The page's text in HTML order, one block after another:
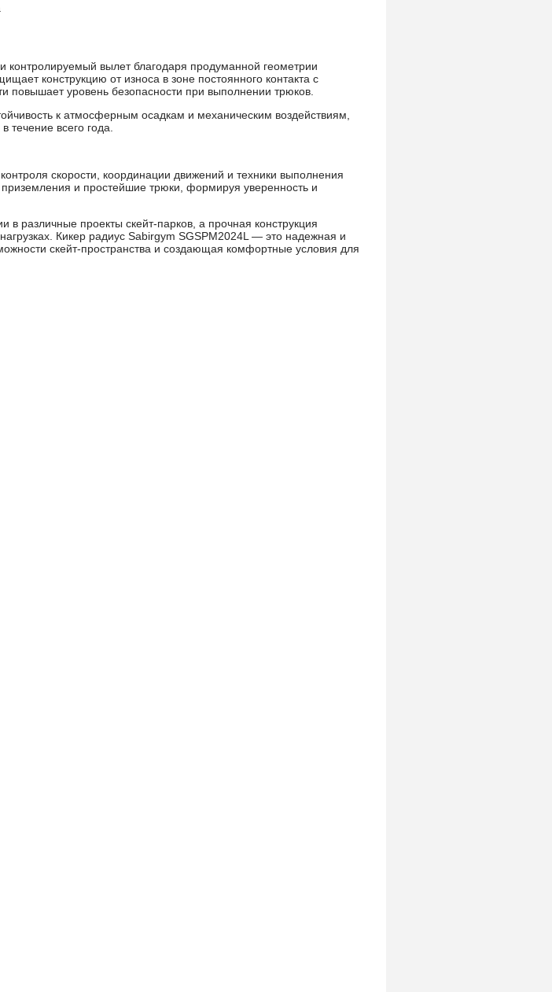
контролируемый вылет благодаря продуманной геометрии
конструкцию от износа в зоне постоянного контакта с
повышает уровень безопасности при выполнении трюков.
к атмосферным осадкам и механическим воздействиям,
течение всего года.
скорости, координации движений и техники выполнения
и простейшие трюки, формируя уверенность и
различные проекты скейт-парков, а прочная конструкция
Кикер радиус Sabirgym SGSPM2024L — это надежная и
скейт-пространства и создающая комфортные условия для